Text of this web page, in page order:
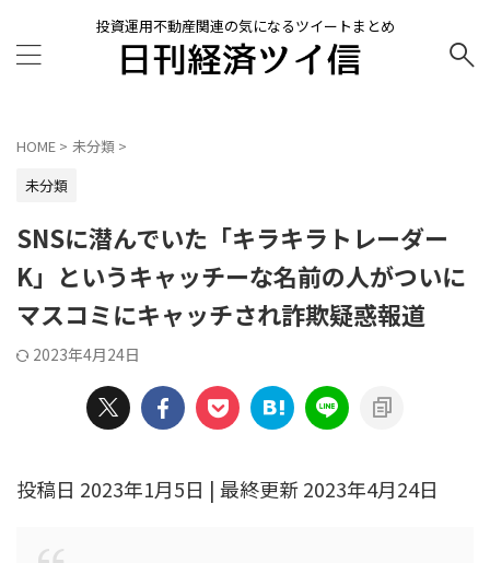
投資運用不動産関連の気になるツイートまとめ
HOME > 未分類 >
未分類
SNSに潜んでいた「キラキラトレーダー
K」というキャッチーな名前の人がついに
マスコミにキャッチされ詐欺疑惑報道
2023年4月24日
投稿日 2023年1月5日 | 最終更新 2023年4月24日